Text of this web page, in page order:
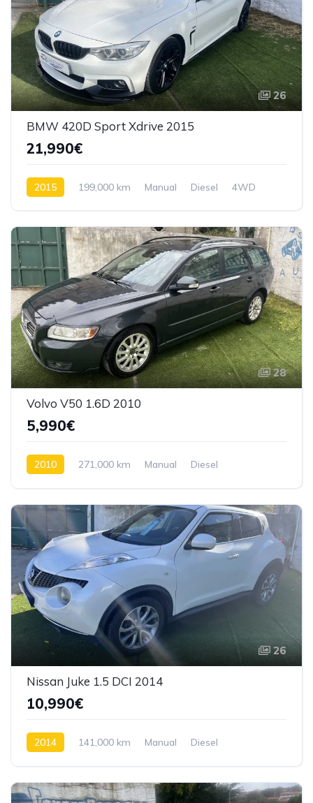
26
BMW 420D Sport Xdrive 2015
21,990€
2015 199,000 km Manual Diesel 4WD
28
Volvo V50 1.6D 2010
5,990€
2010 271,000 km Manual
Diesel
26
Nissan Juke 1.5 DCI 2014
10,990€
2014 141,000 km Manual
Diesel